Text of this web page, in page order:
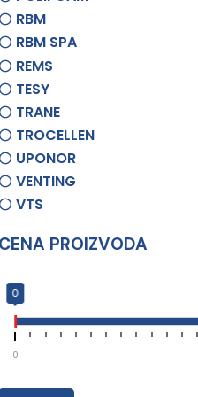
RBM
RBM SPA
REMS
TESY
TRANE
TROCELLEN
UPONOR
VENTING
VTS
CENA PROIZVODA
0
0